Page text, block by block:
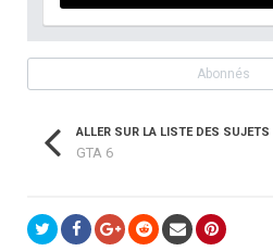
Abonnés
ALLER SUR LA LISTE DES SUJETS
GTA 6